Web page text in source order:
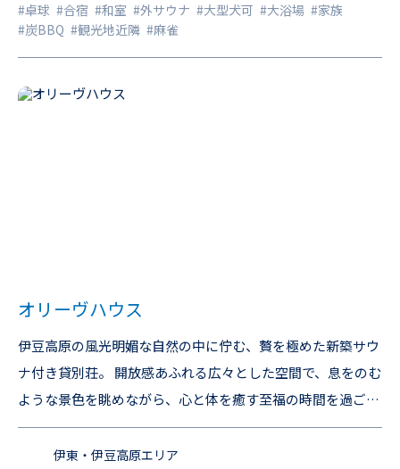
にあり、伊東オレンジビーチをはじめ、いるか浜海水浴場や
川奈海水浴場、赤沢海水浴場など複数の海水浴場もありま
合観光リゾート地です。
#卓球 #合宿 #和室 #外サウナ #大型犬可 #大浴場 #家族
#炭BBQ #観光地近隣 #麻雀
オリーヴハウス
伊豆高原の風光明媚な自然の中に佇む、贅を極めた新築サウ
ナ付き貸別荘。 開放感あふれる広々とした空間で、息をのむ
ような景色を眺めながら、心と体を癒す至福の時間を過ごし
ませんか。 最新の設備と暖かい木のぬくもりが調和した快適
な室内は、リラックスとくつろぎを追求したデザイン。 静寂
伊東・伊豆高原エリア